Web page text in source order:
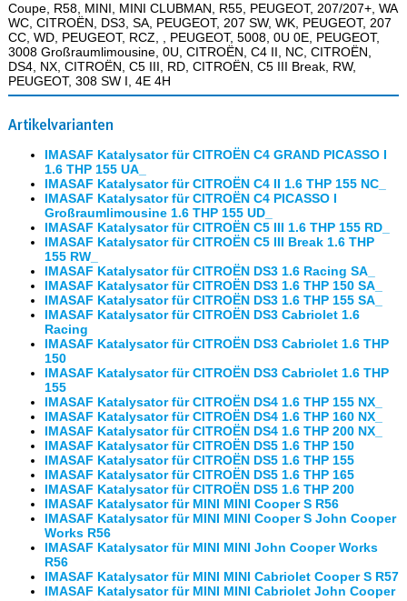
Coupe, R58, MINI, MINI CLUBMAN, R55, PEUGEOT, 207/207+, WA
WC, CITROËN, DS3, SA, PEUGEOT, 207 SW, WK, PEUGEOT, 207
CC, WD, PEUGEOT, RCZ, , PEUGEOT, 5008, 0U 0E, PEUGEOT,
3008 Großraumlimousine, 0U, CITROËN, C4 II, NC, CITROËN,
DS4, NX, CITROËN, C5 III, RD, CITROËN, C5 III Break, RW,
PEUGEOT, 308 SW I, 4E 4H
Artikelvarianten
IMASAF Katalysator für CITROËN C4 GRAND PICASSO I
1.6 THP 155 UA_
IMASAF Katalysator für CITROËN C4 II 1.6 THP 155 NC_
IMASAF Katalysator für CITROËN C4 PICASSO I
Großraumlimousine 1.6 THP 155 UD_
IMASAF Katalysator für CITROËN C5 III 1.6 THP 155 RD_
IMASAF Katalysator für CITROËN C5 III Break 1.6 THP
155 RW_
IMASAF Katalysator für CITROËN DS3 1.6 Racing SA_
IMASAF Katalysator für CITROËN DS3 1.6 THP 150 SA_
IMASAF Katalysator für CITROËN DS3 1.6 THP 155 SA_
IMASAF Katalysator für CITROËN DS3 Cabriolet 1.6
Racing
IMASAF Katalysator für CITROËN DS3 Cabriolet 1.6 THP
150
IMASAF Katalysator für CITROËN DS3 Cabriolet 1.6 THP
155
IMASAF Katalysator für CITROËN DS4 1.6 THP 155 NX_
IMASAF Katalysator für CITROËN DS4 1.6 THP 160 NX_
IMASAF Katalysator für CITROËN DS4 1.6 THP 200 NX_
IMASAF Katalysator für CITROËN DS5 1.6 THP 150
IMASAF Katalysator für CITROËN DS5 1.6 THP 155
IMASAF Katalysator für CITROËN DS5 1.6 THP 165
IMASAF Katalysator für CITROËN DS5 1.6 THP 200
IMASAF Katalysator für MINI MINI Cooper S R56
IMASAF Katalysator für MINI MINI Cooper S John Cooper
Works R56
IMASAF Katalysator für MINI MINI John Cooper Works
R56
IMASAF Katalysator für MINI MINI Cabriolet Cooper S R57
IMASAF Katalysator für MINI MINI Cabriolet John Cooper